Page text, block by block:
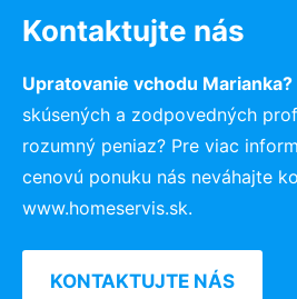
Kontaktujte nás
Upratovanie vchodu Marianka?
skúsených a zodpovedných
rozumný peniaz? Pre viac
cenovú ponuku nás neváhajte
www.homeservis.sk.
KONTAKTUJTE NÁS